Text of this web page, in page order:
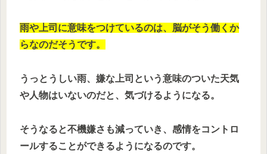
雨や上司に意味をつけているのは、脳がそう働くか
らなのだそうです。
うっとうしい雨、嫌な上司という意味のついた天気
や人物はいないのだと、気づけるようになる。
そうなると不機嫌さも減っていき、感情をコントロ
ールすることができるようになるのです。